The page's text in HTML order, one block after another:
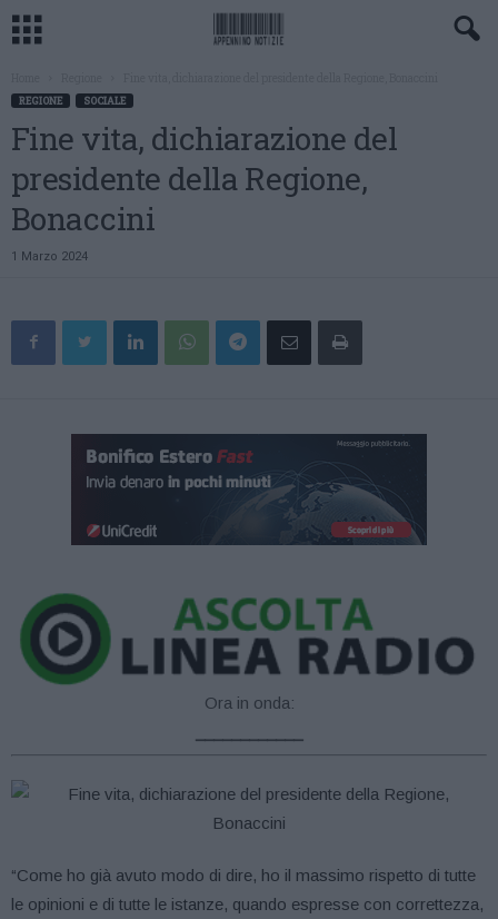
REGIONE SOCIALE
Fine vita, dichiarazione del
presidente della Regione,
Bonaccini
1 Marzo 2024
Ora in onda:
“Come ho già avuto modo di dire, ho il massimo rispetto di tutte
le opinioni e di tutte le istanze, quando espresse con correttezza,